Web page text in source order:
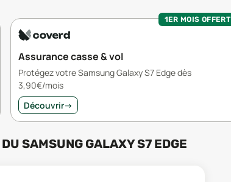
1ER MOIS OFFERT
Assurance casse & vol
Protégez votre Samsung Galaxy S7 Edge dès
3,90€/mois
Découvrir→
DU SAMSUNG GALAXY S7 EDGE